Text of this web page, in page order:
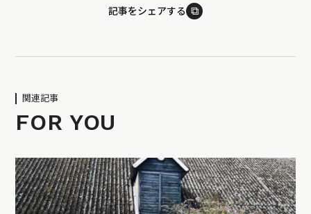
記事をシェアする ⧉
関連記事
FOR YOU